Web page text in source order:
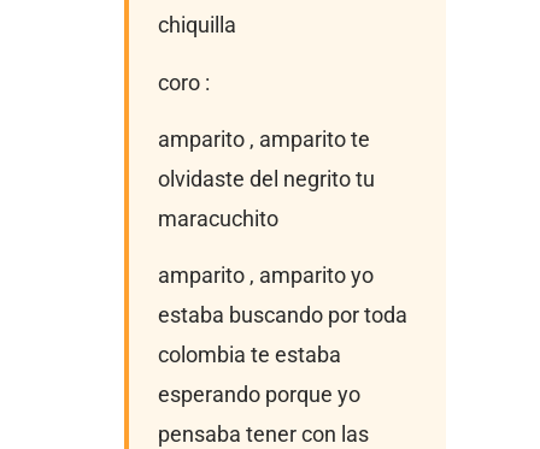
chiquilla
coro :
amparito , amparito te
olvidaste del negrito tu
maracuchito
amparito , amparito yo
estaba buscando por toda
colombia te estaba
esperando porque yo
pensaba tener con las